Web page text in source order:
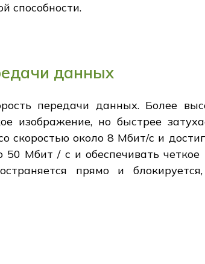
способности.
данных
передачи данных. Более
изображение, но быстрее
скоростью около 8 Мбит/с и
Мбит / с и обеспечивать четкое
прямо и